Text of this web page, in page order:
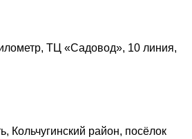
ТЦ «Садовод», 10 линия,
Кольчугинский район, посёлок